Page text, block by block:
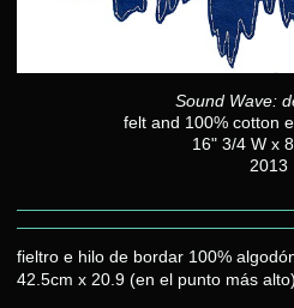
Sound Wave:
felt and 100% cotton
16" 3/4 W x
2013
fieltro e hilo de bordar 100%
42.5cm x 20.9 (en el punto más alto)